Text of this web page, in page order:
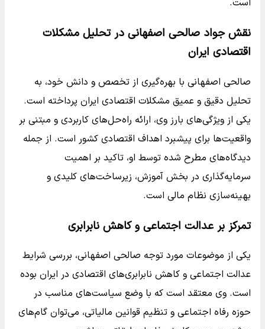
است.
نقش جواد صالحی اصفهانی در تحلیل مشکلات
اقتصادی ایران
صالحی اصفهانی با بهره‌گیری از تخصص و دانش خود، به
تحلیل دقیق و عمیق مشکلات اقتصادی ایران پرداخته است.
یکی از ویژگی‌های بارز وی، ارائه راه‌حل‌های کاربردی و مبتنی بر
واقعیت‌ها برای پیشبرد اهداف اقتصادی کشور است. از جمله
دیدگاه‌های مطرح شده توسط او، تاکید بر اهمیت
سرمایه‌گذاری در بخش آموزش، زیرساخت‌های کلیدی و
بهینه‌سازی نظام مالی است.
تمرکز بر عدالت اجتماعی و کاهش نابرابری
یکی از موضوعات مورد توجه صالحی اصفهانی، بررسی شرایط
عدالت اجتماعی و کاهش نابرابری‌های اقتصادی در ایران بوده
است. وی معتقد است که با وضع سیاست‌های مناسب در
حوزه رفاه اجتماعی و تنظیم قوانین مالیاتی، می‌توان گام‌های